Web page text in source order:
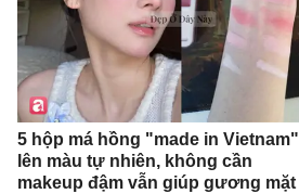
5 hộp má hồng "made in Vietnam"
lên màu tự nhiên, không cần
makeup đậm vẫn giúp gương mặt